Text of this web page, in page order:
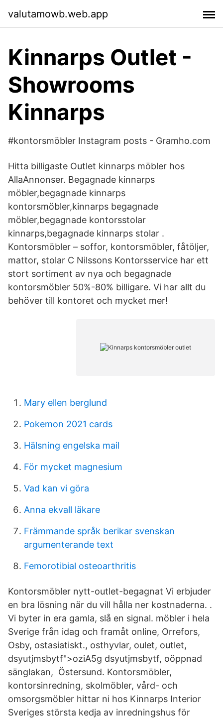
valutamowb.web.app
Kinnarps Outlet -
Showrooms
Kinnarps
#kontorsmöbler Instagram posts - Gramho.com
Hitta billigaste Outlet kinnarps möbler hos
AllaAnnonser. Begagnade kinnarps
möbler,begagnade kinnarps
kontorsmöbler,kinnarps begagnade
möbler,begagnade kontorsstolar
kinnarps,begagnade kinnarps stolar .
Kontorsmöbler – soffor, kontorsmöbler, fåtöljer,
mattor, stolar C Nilssons Kontorsservice har ett
stort sortiment av nya och begagnade
kontorsmöbler 50%-80% billigare. Vi har allt du
behöver till kontoret och mycket mer!
Mary ellen berglund
Pokemon 2021 cards
Hälsning engelska mail
För mycket magnesium
Vad kan vi göra
Anna ekvall läkare
Främmande språk berikar svenskan
argumenterande text
Femorotibial osteoarthritis
Kontorsmöbler nytt-outlet-begagnat Vi erbjuder
en bra lösning när du vill hålla ner kostnaderna. .
Vi byter in era gamla, slå en signal. möbler i hela
Sverige från idag och framåt online, Orrefors,
Osby, ostasiatiskt., osthyvlar, oulet, outlet,
dsyutjmsbytf">oziA5g dsyutjmsbytf, oöppnad
sänglakan, Östersund. Kontorsmöbler,
kontorsinredning, skolmöbler, vård- och
omsorgsmöbler hittar ni hos Kinnarps Interior
Sveriges största kedja av inredningshus för